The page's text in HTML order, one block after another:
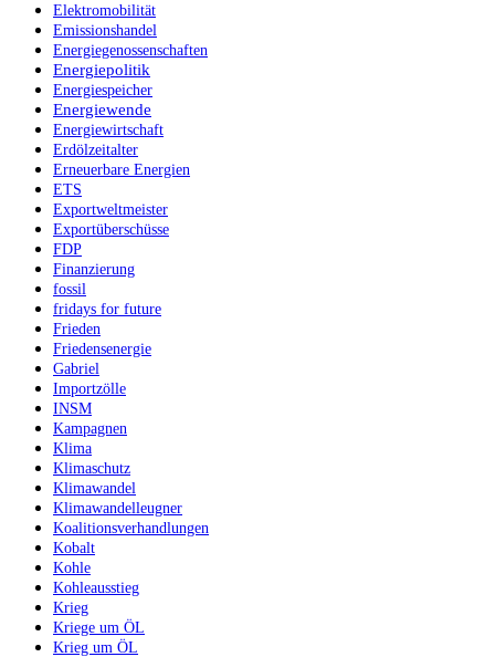
Elektromobilität
Emissionshandel
Energiegenossenschaften
Energiepolitik
Energiespeicher
Energiewende
Energiewirtschaft
Erdölzeitalter
Erneuerbare Energien
ETS
Exportweltmeister
Exportüberschüsse
FDP
Finanzierung
fossil
fridays for future
Frieden
Friedensenergie
Gabriel
Importzölle
INSM
Kampagnen
Klima
Klimaschutz
Klimawandel
Klimawandelleugner
Koalitionsverhandlungen
Kobalt
Kohle
Kohleausstieg
Krieg
Kriege um ÖL
Krieg um ÖL